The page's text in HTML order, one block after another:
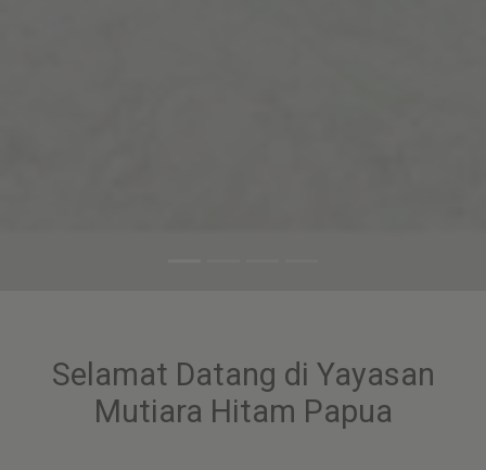
Selamat Datang di Yayasan
Mutiara Hitam Papua